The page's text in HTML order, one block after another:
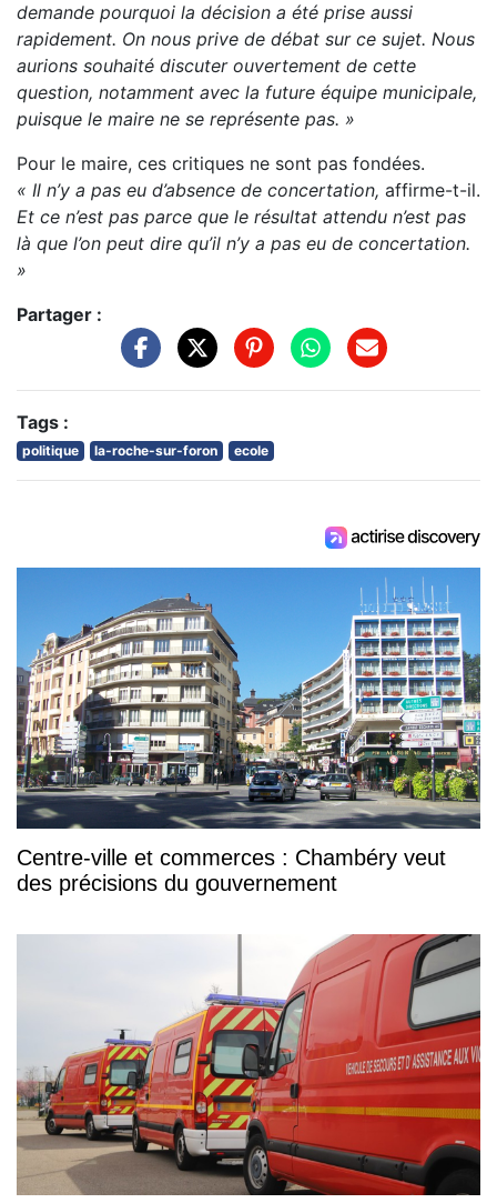
demande pourquoi la décision a été prise aussi
rapidement. On nous prive de débat sur ce sujet. Nous
aurions souhaité discuter ouvertement de cette
question, notamment avec la future équipe municipale,
puisque le maire ne se représente pas. »
Pour le maire, ces critiques ne sont pas fondées.
« Il n’y a pas eu d’absence de concertation, affirme-t-il.
Et ce n’est pas parce que le résultat attendu n’est pas
là que l’on peut dire qu’il n’y a pas eu de concertation.
»
Partager :
Tags :
politique la-roche-sur-foron ecole
Centre-ville et commerces : Chambéry veut
des précisions du gouvernement